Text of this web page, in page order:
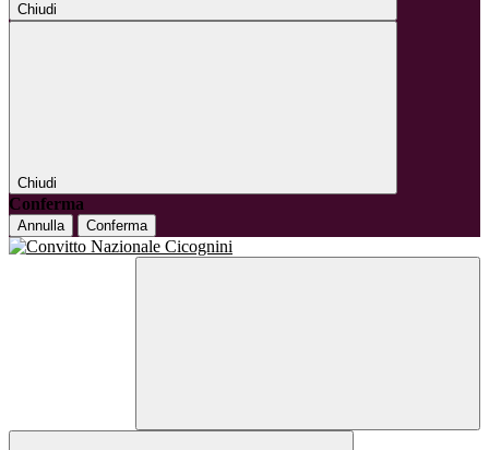
Chiudi
Chiudi
Conferma
Annulla Conferma